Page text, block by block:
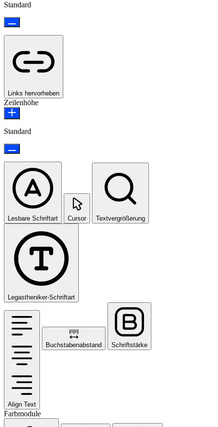
Standard
Links hervorheben
Zeilenhöhe
Standard
Lesbare Schriftart Cursor Textvergrößerung
Legastheniker-Schriftart
Align Text
Buchstabenabstand Schriftstärke
Farbmodule